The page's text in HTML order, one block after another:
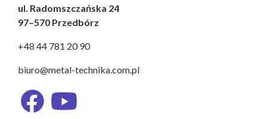
ul. Radomszczańska 24
97–570 Przedbórz
+48 44 781 20 90
biuro@metal-technika.com.pl